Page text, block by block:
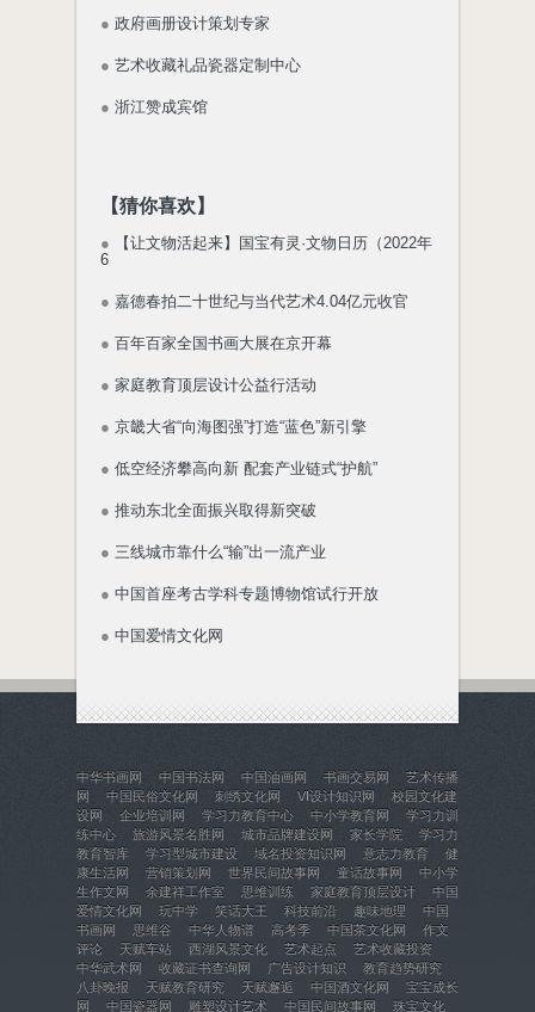
● 政府画册设计策划专家
● 艺术收藏礼品瓷器定制中心
● 浙江赞成宾馆
【猜你喜欢】
●
【让文物活起来】国宝有灵·文物日历（2022年
6
● 嘉德春拍二十世纪与当代艺术4.04亿元收官
● 百年百家全国书画大展在京开幕
● 家庭教育顶层设计公益行活动
● 京畿大省“向海图强”打造“蓝色”新引擎
● 低空经济攀高向新 配套产业链式“护航”
● 推动东北全面振兴取得新突破
● 三线城市靠什么“输”出一流产业
● 中国首座考古学科专题博物馆试行开放
● 中国爱情文化网
中华书画网 中国书法网 中国油画网 书画交易网
艺术传播
网
中国民俗文化网 刺绣文化网 VI设计知识网
校园文化建
设网
企业培训网 学习力教育中心 中小学教育网
学习力训
练中心
旅游风景名胜网 城市品牌建设网 家长学院
学习力
教育智库
学习型城市建设 域名投资知识网 意志力教育
健
康生活网
营销策划网 世界民间故事网 童话故事网
中小学
生作文网
余建祥工作室 思维训练 家庭教育顶层设计
中国
爱情文化网
玩中学 笑话大王 科技前沿 趣味地理
中国
书画网
思维谷 中华人物谱 高考季 中国茶文化网
作文
评论
天赋车站 西湖风景文化 艺术起点
艺术收藏投资
中华武术网
收藏证书查询网 广告设计知识
教育趋势研究
八卦晚报
天赋教育研究 天赋邂逅 中国酒文化网
宝宝成长
网
中国瓷器网 雕塑设计艺术 中国民间故事网 珠宝文化